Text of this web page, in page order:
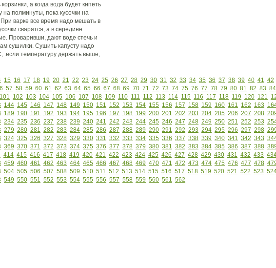
а когда вода будет кипеть
на полминуты, пока кусочки на
варке все время надо мешать в
сварятся, а в середине
Проваривши, дают воде стечь и
сушилки. Сушить капусту надо
температуру держать выше,
15 16 17 18 19 20 21 22 23 24 25 26 27 28 29 30 31 32 33 34 35 36 37 38 39 40 41 42
57 58 59 60 61 62 63 64 65 66 67 68 69 70 71 72 73 74 75 76 77 78 79 80 81 82 83 84
101 102 103 104 105 106 107 108 109 110 111 112 113 114 115 116 117 118 119 120 121
144 145 146 147 148 149 150 151 152 153 154 155 156 157 158 159 160 161 162 163
189 190 191 192 193 194 195 196 197 198 199 200 201 202 203 204 205 206 207 208
234 235 236 237 238 239 240 241 242 243 244 245 246 247 248 249 250 251 252 253
279 280 281 282 283 284 285 286 287 288 289 290 291 292 293 294 295 296 297 298
324 325 326 327 328 329 330 331 332 333 334 335 336 337 338 339 340 341 342 343
369 370 371 372 373 374 375 376 377 378 379 380 381 382 383 384 385 386 387 388
414 415 416 417 418 419 420 421 422 423 424 425 426 427 428 429 430 431 432 433
459 460 461 462 463 464 465 466 467 468 469 470 471 472 473 474 475 476 477 478
504 505 506 507 508 509 510 511 512 513 514 515 516 517 518 519 520 521 522 523
549 550 551 552 553 554 555 556 557 558 559 560 561 562